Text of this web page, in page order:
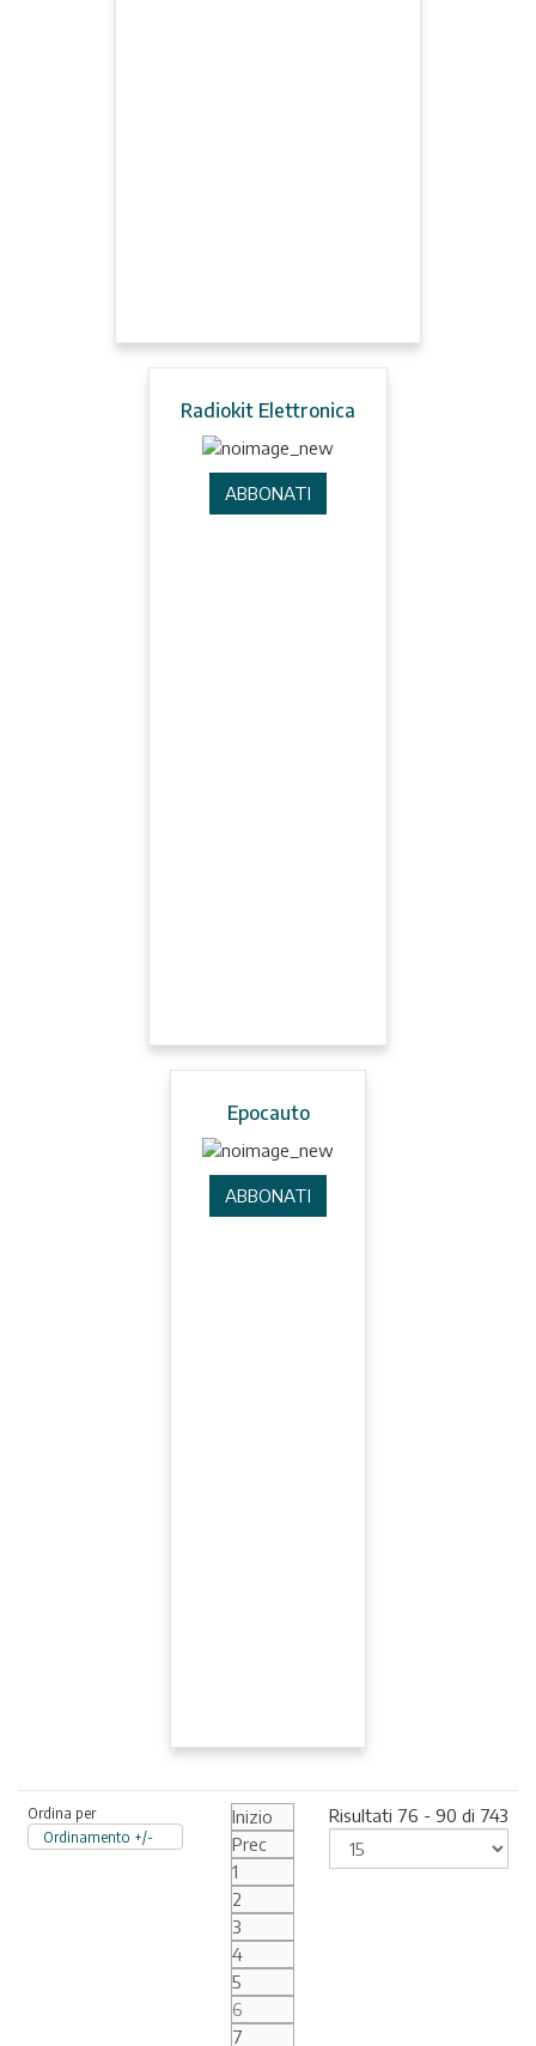
Radiokit Elettronica
ABBONATI
Epocauto
ABBONATI
Ordina per
Ordinamento +/-
Inizio
Prec
1
2
3
4
5
6
7
Risultati 76 - 90 di 743